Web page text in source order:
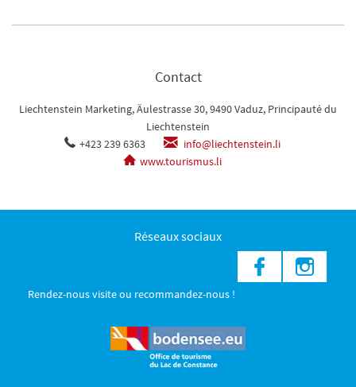
Contact
Liechtenstein Marketing, Äulestrasse 30, 9490 Vaduz, Principauté du
Liechtenstein
+423 239 6363
info@liechtenstein.li
www.tourismus.li
Réseaux sociaux
Rendez-nous visite ou recommandez-nous !